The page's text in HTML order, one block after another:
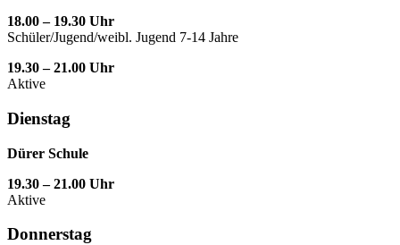
18.00 – 19.30 Uhr
Schüler/Jugend/weibl. Jugend 7-14 Jahre
19.30 – 21.00 Uhr
Aktive
Dienstag
Dürer Schule
19.30 – 21.00 Uhr
Aktive
Donnerstag